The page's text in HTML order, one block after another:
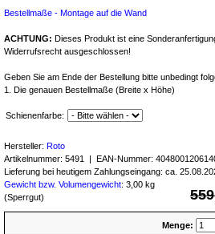
Bestellmaße - Montage auf die Wand
ACHTUNG: Dieses Produkt ist eine
Widerrufsrecht ausgeschlossen!
Geben Sie am Ende der Bestellung bitte unbedingt
1. Die genauen Bestellmaße (Breite x Höhe)
Schienenfarbe:
Hersteller: Roto
Artikelnummer: 5491 | EAN-Nummer:
Lieferung bei heutigem Zahlungseingang: ca.
Gewicht bzw. Volumengewicht: 3,00 kg
(Sperrgut)
Menge: